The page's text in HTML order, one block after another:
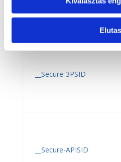
__Secure-3PSID
__Secure-APISID